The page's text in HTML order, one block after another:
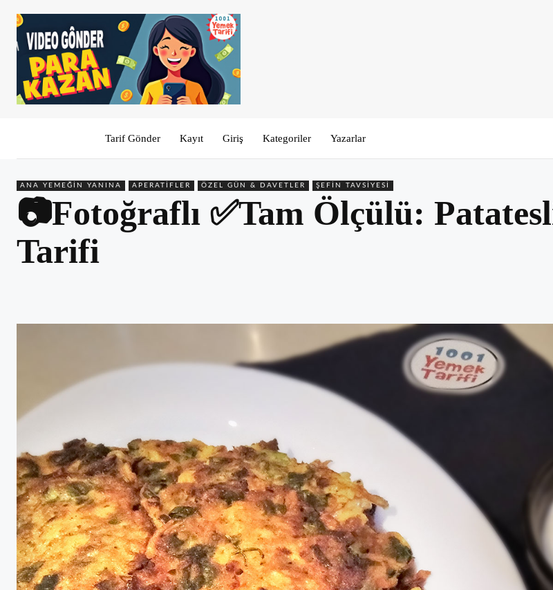
Tarif Gönder Kayıt Giriş Kategoriler Yazarlar
ANA YEMEĞIN YANINA APERATIFLER ÖZEL GÜN & DAVETLER ŞEFIN TAVSIYESI
📷Fotoğraflı ✅Tam Ölçülü:
Tarifi